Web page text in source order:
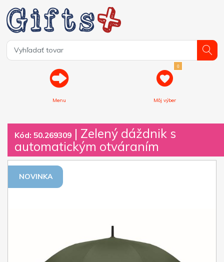
Menu
0
Môj výber
Kód: 50.269309 | Zelený dáždnik s
automatickým otváraním
NOVINKA